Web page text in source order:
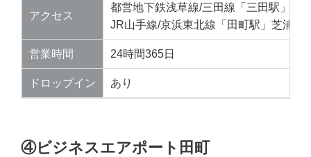
アクセス
都営地下鉄浅草線/三田線「三田駅」A4
JR山手線/京浜東北線「田町駅」芝浦口
営業時間 24時間365日
ドロップイン あり
④ビジネスエアポート田町